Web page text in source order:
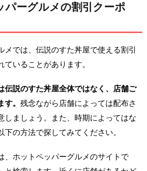
パーグルメの割引クーポ
メでは、伝説のすた丼屋で使える割引
ていることがあります。
伝説のすた丼屋全体ではなく、店舗ご
す。 残念ながら店舗によっては配布さ
しましょう。また、時期によってはな
下の方法で探してみてください。
、ホットペッパーグルメのサイトで